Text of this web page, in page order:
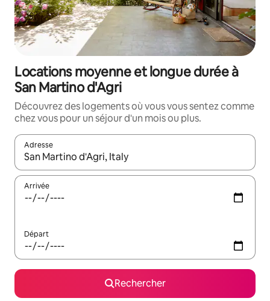
Locations moyenne et longue durée à
San Martino d'Agri
Découvrez des logements où vous vous sentez comme
chez vous pour un séjour d'un mois ou plus.
Adresse
Lorsque les résultats s'affichent, utilisez les flèches vers le
Arrivée
Départ
Rechercher